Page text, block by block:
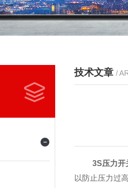
技术文章 /
3S压力开
以防止压力过